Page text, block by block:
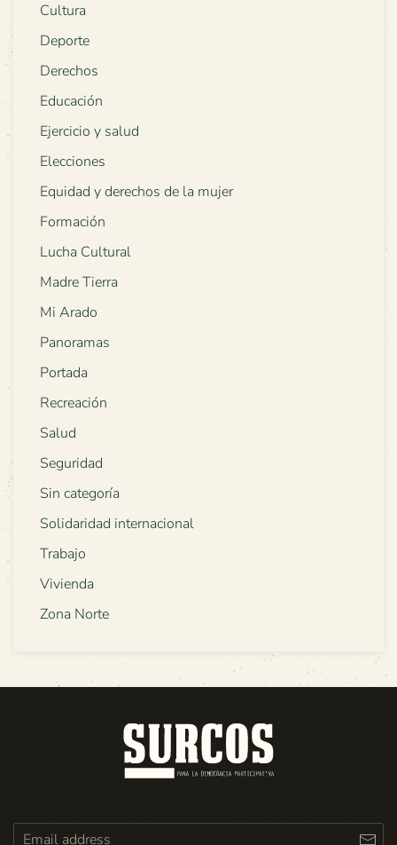
Cultura
Deporte
Derechos
Educación
Ejercicio y salud
Elecciones
Equidad y derechos de la mujer
Formación
Lucha Cultural
Madre Tierra
Mi Arado
Panoramas
Portada
Recreación
Salud
Seguridad
Sin categoría
Solidaridad internacional
Trabajo
Vivienda
Zona Norte